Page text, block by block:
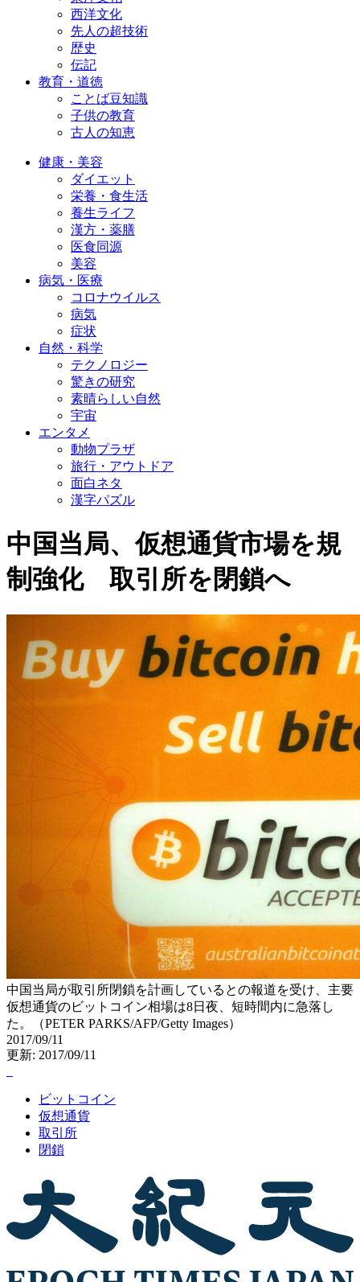
西洋文化
先人の超技術
歴史
伝記
教育・道徳
ことば豆知識
子供の教育
古人の知恵
健康・美容
ダイエット
栄養・食生活
養生ライフ
漢方・薬膳
医食同源
美容
病気・医療
コロナウイルス
病気
症状
自然・科学
テクノロジー
驚きの研究
素晴らしい自然
宇宙
エンタメ
動物プラザ
旅行・アウトドア
面白ネタ
漢字パズル
中国当局、仮想通貨市場を規
制強化 取引所を閉鎖へ
中国当局が取引所閉鎖を計画しているとの報道を受け、主要
仮想通貨のビットコイン相場は8日夜、短時間内に急落し
た。（PETER PARKS/AFP/Getty Images）
2017/09/11
更新: 2017/09/11
ビットコイン
仮想通貨
取引所
閉鎖